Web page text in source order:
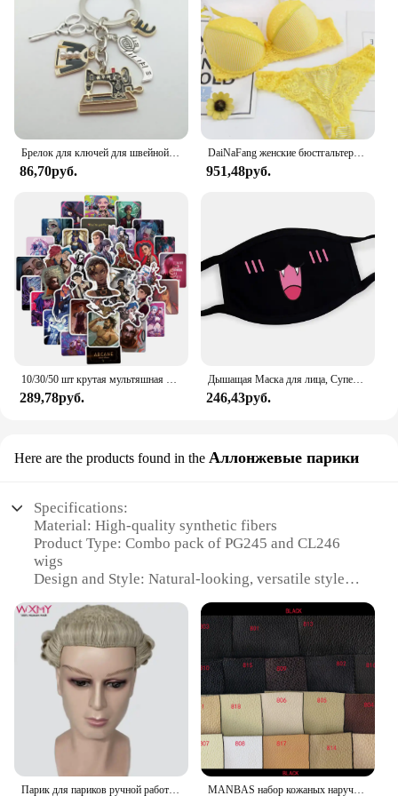
Брелок для ключей для швейной машинки, железная рулетка с измерительными ножницами, цепочка для ключей для платья, хороший подарок для женщин, ювелирные изделия ручной работы
86,70руб.
DaiNaFang женские бюстгальтеры с эффектом пуш-ап, комплект для больших бюстгальтеров, сексуальное кружевное белье, трусики, чашка BCDE, женское семейное белье, французское женское белье
951,48руб.
10/30/50 шт крутая мультяшная игра Arcane аниме наклейки наклейки мотоцикл ноутбук багаж гитара телефон автомобиль водостойкая наклейка детская игрушка
289,78руб.
Дышащая Маска для лица, Супер милое выражение, улыбка, для корейского черного Kpop, унисекс, кавайная хлопковая маска для рта, аниме
246,43руб.
Here are the products found in the Аллонжевые парики
Specifications:
Material: High-quality synthetic fibers
Product Type: Combo pack of PG245 and CL246
wigs
Design and Style: Natural-looking, versatile styles
including daily wear, parties, and performances
Typical Adaptive Scenario: Perfect for those
looking to enhance their hairstyle or experiment
with different looks
Shape or Size or Weight or Quantity: Each combo
pack includes two wigs, offering a variety of
options
Performance and Property: Durable, easy to style,
and maintain
Features:
Парик для париков ручной работы, 100%, парик для судей из конского волоса для официального использования в суде и костюмах MANBAS набор кожаных наручных диванов для гостиной/muebles de sala диван из натуральной кожи